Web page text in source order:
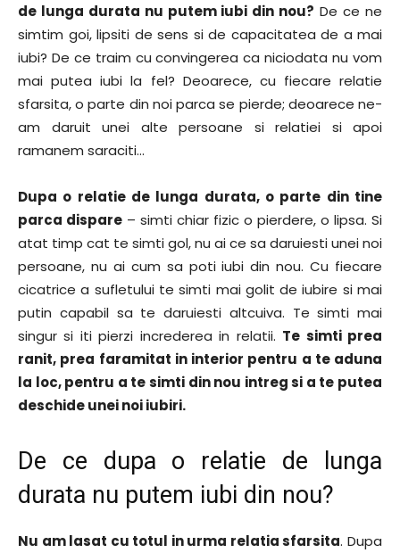
de lunga durata nu putem iubi din nou? De ce ne
simtim goi, lipsiti de sens si de capacitatea de a mai
iubi? De ce traim cu convingerea ca niciodata nu vom
mai putea iubi la fel? Deoarece, cu fiecare relatie
sfarsita, o parte din noi parca se pierde; deoarece ne-
am daruit unei alte persoane si relatiei si apoi
ramanem saraciti…
Dupa o relatie de lunga durata, o parte din tine
parca dispare – simti chiar fizic o pierdere, o lipsa. Si
atat timp cat te simti gol, nu ai ce sa daruiesti unei noi
persoane, nu ai cum sa poti iubi din nou. Cu fiecare
cicatrice a sufletului te simti mai golit de iubire si mai
putin capabil sa te daruiesti altcuiva. Te simti mai
singur si iti pierzi increderea in relatii. Te simti prea
ranit, prea faramitat in interior pentru a te aduna
la loc, pentru a te simti din nou intreg si a te putea
deschide unei noi iubiri.
De ce dupa o relatie de lunga
durata nu putem iubi din nou?
Nu am lasat cu totul in urma relatia sfarsita. Dupa